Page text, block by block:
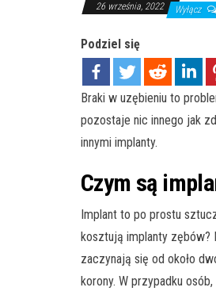
26 września, 2022 Wyłącz
Podziel się
Braki w uzębieniu to
pozostaje nic innego jak
innymi implanty.
Czym są
Implant to po prostu
kosztują implanty zębów?
zaczynają się od około
korony. W przypadku